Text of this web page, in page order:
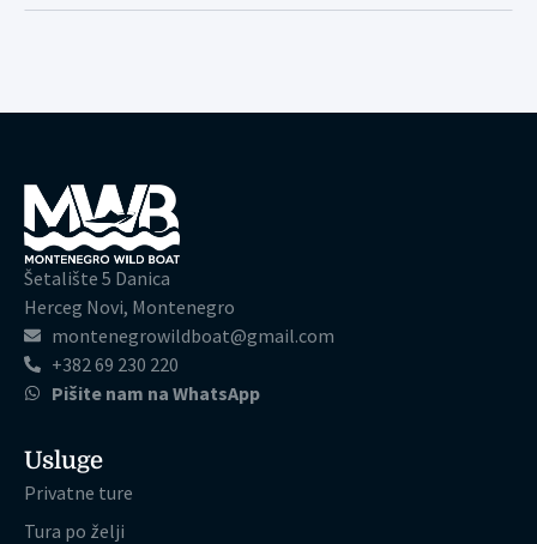
Šetalište 5 Danica
Herceg Novi, Montenegro
montenegrowildboat@gmail.com
+382 69 230 220
Pišite nam na WhatsApp
Usluge
Privatne ture
Tura po želji